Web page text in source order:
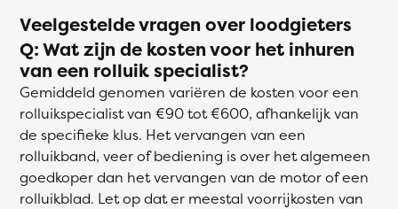
Veelgestelde vragen over loodgieters
Q: Wat zijn de kosten voor het inhuren
van een rolluik specialist?
Gemiddeld genomen variëren de kosten voor een
rolluikspecialist van €90 tot €600, afhankelijk van
de specifieke klus. Het vervangen van een
rolluikband, veer of bediening is over het algemeen
goedkoper dan het vervangen van de motor of een
rolluikblad. Let op dat er meestal voorrijkosten van